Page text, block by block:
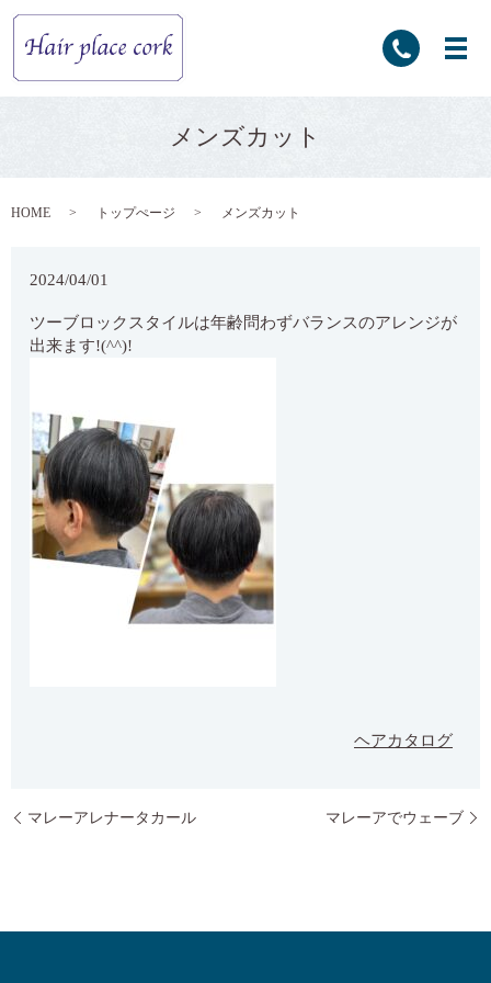
メンズカット
HOME トップぺージ メンズカット
2024/04/01
ツーブロックスタイルは年齢問わずバランスのアレンジが
出来ます!(^^)!
ヘアカタログ
マレーアレナータカール マレーアでウェーブ